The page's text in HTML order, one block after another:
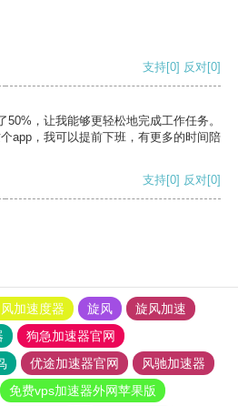
支持[0] 反对[0]
，让我能够更轻松地完成工作任务。
app，我可以提前下班，有更多的时间陪
支持[0] 反对[0]
加速度器 旋风
旋风加速
狗急加速器官网
优途加速器官网
风驰加速器
免费vps加速器外网苹果版